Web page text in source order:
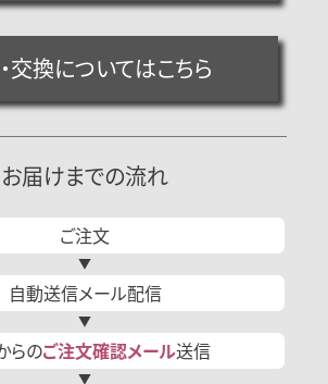
交換についてはこちら
お届けまでの流れ
ご注文
自動送信メール配信
らのご注文確認メール送信